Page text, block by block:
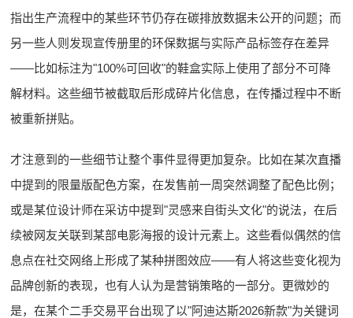
指出生产流程中的某些环节仍存在碳排放数据未公开的问题；而
另一些人则发现宣传册里的环保数据与实际产品标签存在差异
——比如标注为"100%可回收"的鞋盒实际上使用了部分不可降
解材料。这些细节被截取后形成碎片化信息，在传播过程中不断
被重新拼贴。
才注意到的一些细节让整个事件显得更加复杂。比如在某次直播
中提到的限量版配色方案，在发售前一周突然调整了配色比例；
或是某位设计师在采访中提到"灵感来自街头文化"的说法，在后
续被网友关联到某部电影海报的设计元素上。这些看似偶然的信
息点在社交网络上形成了某种拼图效应——有人将这些变化视为
品牌创新的表现，也有人认为是营销策略的一部分。更微妙的
是，在某个二手交易平台出现了以"阿迪达斯2026新款"为关键词